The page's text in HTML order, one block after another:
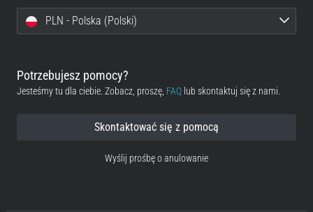
PLN - Polska (Polski)
Potrzebujesz pomocy?
Jesteśmy tu dla ciebie. Zobacz, proszę, FAQ lub skontaktuj się z nami.
Skontaktować się z pomocą
Wyślij prośbę o anulowanie